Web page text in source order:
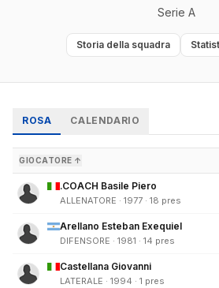
Serie A
Storia della squadra
ROSA CALENDARIO
GIOCATORE ↑
.COACH Basile Piero
ALLENATORE · 1977 · 18 pres
Arellano Esteban Exequiel
DIFENSORE · 1981 · 14 pres
Castellana Giovanni
LATERALE · 1994 · 1 pres